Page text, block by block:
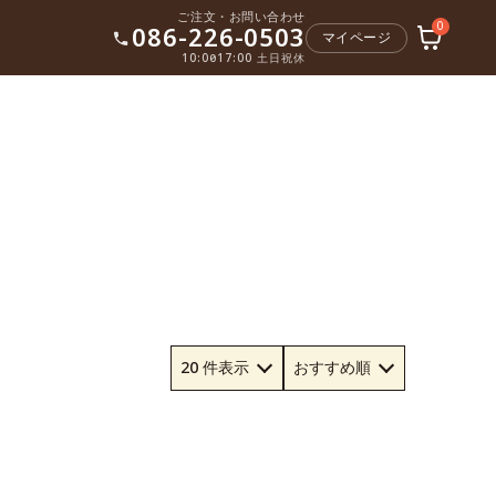
ご注文・お問い合わせ
086-226-0503
10:00〜17:00 土日祝休
マイページ
0